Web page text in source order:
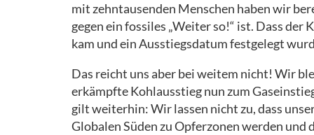
mit zehntausenden Menschen haben wir
gegen ein fossiles „Weiter so!“ ist. Dass
kam und ein Ausstiegsdatum festgelegt
Das reicht uns aber bei weitem nicht! Wir
erkämpfte Kohlausstieg nun zum
gilt weiterhin: Wir lassen nicht zu, dass
Globalen Süden zu Opferzonen werden und